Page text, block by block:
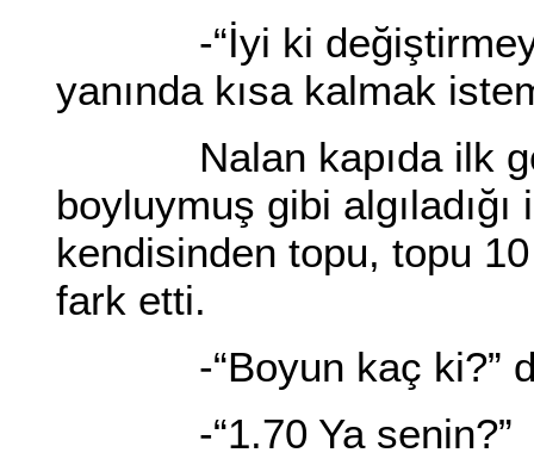
-“İyi ki değiştirmeye
yanında kısa kalmak
Nalan kapıda ilk
boyluymuş gibi
kendisinden topu, topu
fark etti.
-“Boyun kaç ki?”
-“1.70 Ya senin?”